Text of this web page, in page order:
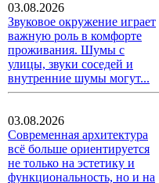
03.08.2026
Звуковое окружение играет
важную роль в комфорте
проживания. Шумы с
улицы, звуки соседей и
внутренние шумы могут...
03.08.2026
Современная архитектура
всё больше ориентируется
не только на эстетику и
функциональность, но и на